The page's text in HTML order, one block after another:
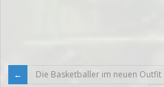
Die Basketballer im neuen Outfit